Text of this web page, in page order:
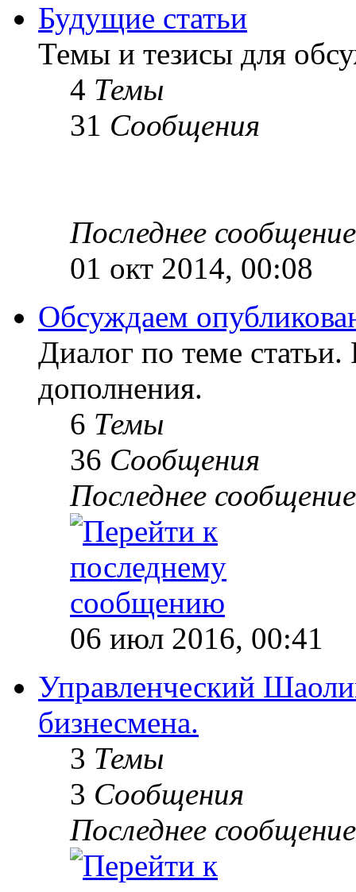
Будущие статьи
Темы и тезисы для
4 Темы
31 Сообщения
Последнее сообщение
01 окт 2014, 00:08
Обсуждаем
Диалог по теме
дополнения.
6 Темы
36 Сообщения
Последнее сообщение
06 июл 2016, 00:41
Управленческий
бизнесмена.
3 Темы
3 Сообщения
Последнее сообщение